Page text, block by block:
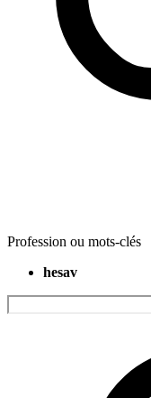
Profession ou mots-clés
hesav